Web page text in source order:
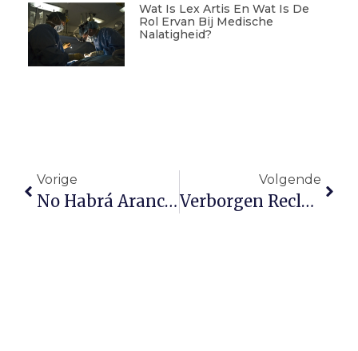
Wat Is Lex Artis En Wat Is De
Rol Ervan Bij Medische
Nalatigheid?
Vorige
No Habrá Aranceles Mínimos De Los Derechos De Los Procuradores
Volgende
Verborgen Reclame Op Instagram: Waarom Zijn Sportweddenschappen Zo Populair Bij Influencers?